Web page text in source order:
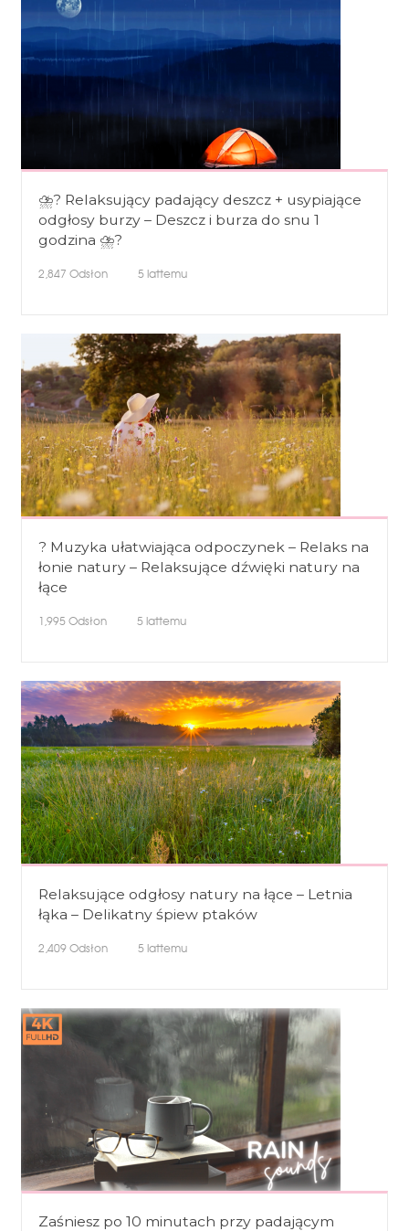
⛈? Relaksujący padający deszcz + usypiające
odgłosy burzy – Deszcz i burza do snu 1
godzina ⛈?
2,847 Odsłon 5 lattemu
? Muzyka ułatwiająca odpoczynek – Relaks na
łonie natury – Relaksujące dźwięki natury na
łące
1,995Odsłon 5 lattemu
Relaksujące odgłosy natury na łące – Letnia
łąka – Delikatny śpiew ptaków
2,409Odsłon 5 lattemu
Zaśniesz po 10 minutach przy padającym